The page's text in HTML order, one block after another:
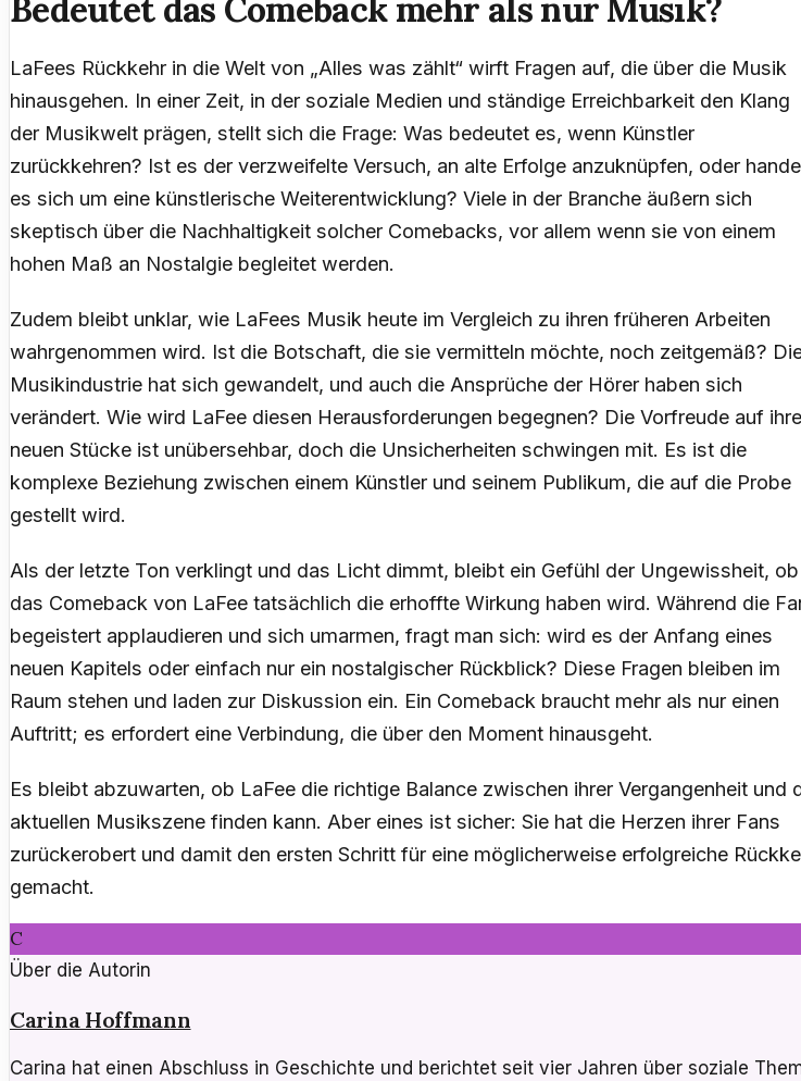
LaFees Rückkehr in die Welt von „Alles was zählt“ wirft Fragen auf, die über die Musik
hinausgehen. In einer Zeit, in der soziale Medien und ständige Erreichbarkeit den Klang
der Musikwelt prägen, stellt sich die Frage: Was bedeutet es, wenn Künstler
zurückkehren? Ist es der verzweifelte Versuch, an alte Erfolge anzuknüpfen, oder
es sich um eine künstlerische Weiterentwicklung? Viele in der Branche äußern sich
skeptisch über die Nachhaltigkeit solcher Comebacks, vor allem wenn sie von einem
hohen Maß an Nostalgie begleitet werden.
Zudem bleibt unklar, wie LaFees Musik heute im Vergleich zu ihren früheren Arbeiten
wahrgenommen wird. Ist die Botschaft, die sie vermitteln möchte, noch zeitgemäß?
Musikindustrie hat sich gewandelt, und auch die Ansprüche der Hörer haben sich
verändert. Wie wird LaFee diesen Herausforderungen begegnen? Die Vorfreude auf ihre
neuen Stücke ist unübersehbar, doch die Unsicherheiten schwingen mit. Es ist die
komplexe Beziehung zwischen einem Künstler und seinem Publikum, die auf die Probe
gestellt wird.
Als der letzte Ton verklingt und das Licht dimmt, bleibt ein Gefühl der Ungewissheit, ob
das Comeback von LaFee tatsächlich die erhoffte Wirkung haben wird. Während die
begeistert applaudieren und sich umarmen, fragt man sich: wird es der Anfang eines
neuen Kapitels oder einfach nur ein nostalgischer Rückblick? Diese Fragen bleiben im
Raum stehen und laden zur Diskussion ein. Ein Comeback braucht mehr als nur einen
Auftritt; es erfordert eine Verbindung, die über den Moment hinausgeht.
Es bleibt abzuwarten, ob LaFee die richtige Balance zwischen ihrer Vergangenheit und
aktuellen Musikszene finden kann. Aber eines ist sicher: Sie hat die Herzen ihrer Fans
zurückerobert und damit den ersten Schritt für eine möglicherweise erfolgreiche
gemacht.
C
Über die Autorin
Carina Hoffmann
Carina hat einen Abschluss in Geschichte und berichtet seit vier Jahren über soziale